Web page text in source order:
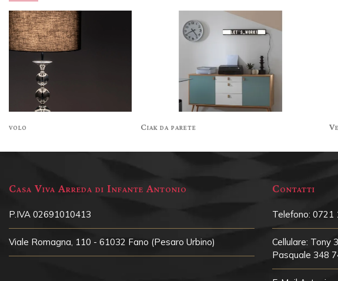
Ciak da parete
Casa Viva Arreda di Infante Antonio
P.IVA 02691010413
Viale Romagna, 110 - 61032 Fano (Pesaro Urbino)
Contatti
Telefono: 0721
Cellulare: Tony
Pasquale 348